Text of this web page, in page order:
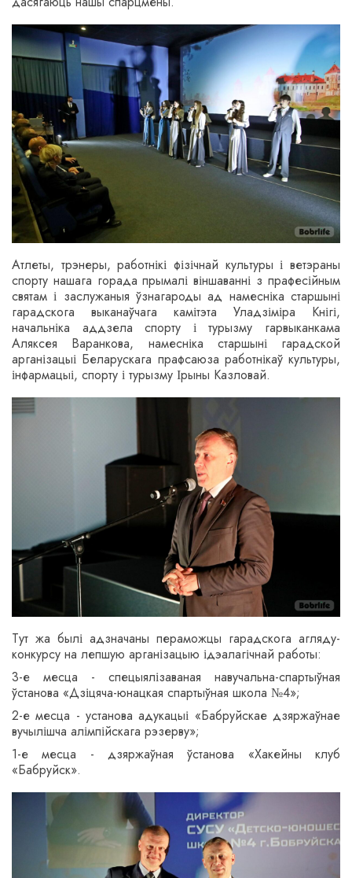
Атлеты, трэнеры, работнікі фізічнай культуры і ветэраны
спорту нашага горада прымалі віншаванні з прафесійным
святам і заслужаныя ўзнагароды ад намесніка старшыні
гарадскога выканаўчага камітэта Уладзіміра Кнігі,
начальніка аддзела спорту і турызму гарвыканкама
Аляксея Варанкова, намесніка старшыні гарадской
арганізацыі Беларускага прафсаюза работнікаў культуры,
інфармацыі, спорту і турызму Ірыны Казловай.
Тут жа былі адзначаны пераможцы гарадскога агляду-
конкурсу на лепшую арганізацыю ідэалагічнай работы:
3-е месца - спецыялізаваная навучальна-спартыўная
ўстанова «Дзіцяча-юнацкая спартыўная школа №4»;
2-е месца - установа адукацыі «Бабруйскае дзяржаўнае
вучылішча алімпійскага рэзерву»;
1-е месца - дзяржаўная ўстанова «Хакейны клуб
«Бабруйск».